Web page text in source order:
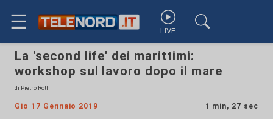
☰ LIVE
La 'second life' dei marittimi:
workshop sul lavoro dopo il mare
di Pietro Roth
Gio 17 Gennaio 2019 1 min, 27 sec